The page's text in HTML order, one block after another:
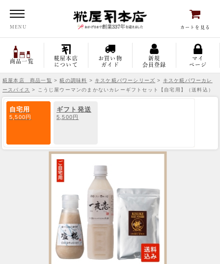
MENU カートを見る
商品一覧
糀屋本店
について
お買い物
ガイド
新規
会員登録
マイ
ページ
糀屋本店 商品一覧 >糀の調味料 > キスケ糀パワーシリーズ >
キスケ糀パワーカレ
ースパイス > こうじ屋ウーマンのまかないカレーギフトセット【自宅用】（送料込）
自宅用
5,500円
ギフト発送
5,500円